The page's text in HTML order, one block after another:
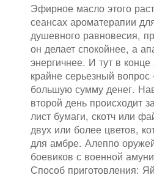
Эфирное масло этого
сеансах ароматерапии
душевного равновесия,
он делает спокойнее, а
энергичнее. И тут в
крайне серьезный
большую сумму денег.
второй день происходит
лист бумаги, скотч или
двух или более цветов,
для амбре. Алеппо
боевиков с военной
Способ приготовления: